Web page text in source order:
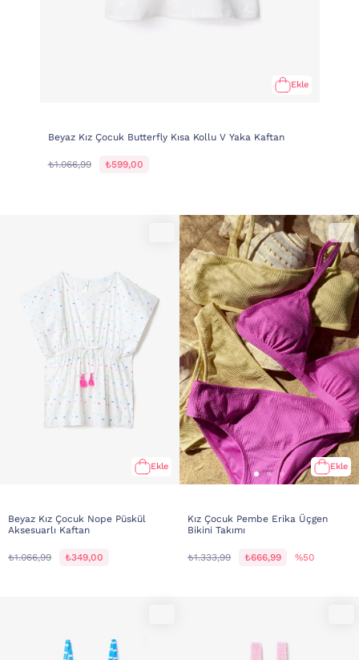
Ekle
Beyaz Kız Çocuk Butterfly Kısa Kollu V Yaka Kaftan
₺1.066,99 ₺599,00
Ekle
Beyaz Kız Çocuk Nope Püskül
Aksesuarlı Kaftan
₺1.066,99 ₺349,00
Ekle
Kız Çocuk Pembe Erika Üçgen
Bikini Takımı
₺1.333,99 ₺666,99 %50